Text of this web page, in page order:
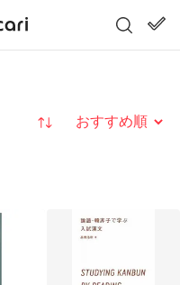
並び替え